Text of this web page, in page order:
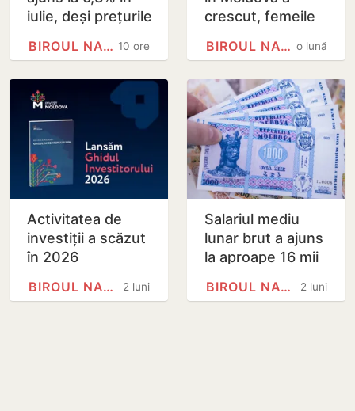
iulie, deși prețurile
Republica
10 ore
BIROUL NAȚIONAL DE STATISTICĂ
crescut, femeile
9 ani mai multo lună
BIROUL NAȚIONAL DE STATISTICĂ
Activitatea de
investiții a scăzut
în 2026
2 luni
BIROUL NAȚIONAL DE STATISTICĂ
Salariul mediu
lunar brut a ajuns
la aproape 16 mii
trimestru din
2 luni
BIROUL NAȚIONAL DE STATISTICĂ